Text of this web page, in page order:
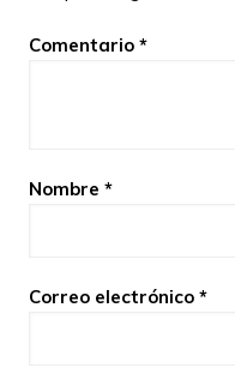
Comentario *
Nombre *
Correo electrónico *